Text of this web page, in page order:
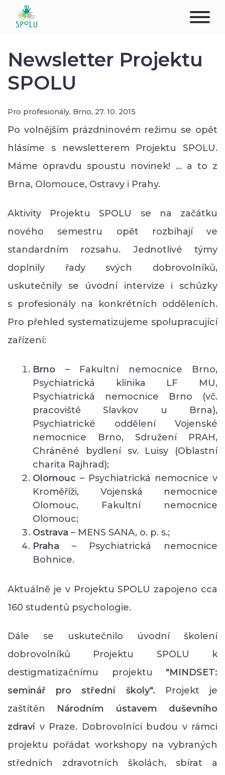
PŮSOBIŠTĚ
KLIENTI
PROFESIONÁLOVÉ
Newsletter Projektu
SPOLU
Pro profesionály, Brno, 27. 10. 2015
Po volnějším prázdninovém režimu se opět
hlásíme s newsletterem Projektu SPOLU.
Máme opravdu spoustu novinek! ... a to z
Brna, Olomouce, Ostravy i Prahy.
Aktivity Projektu SPOLU se na začátku
nového semestru opět rozbíhají ve
standardním rozsahu. Jednotlivé týmy
doplnily řady svých dobrovolníků,
uskutečnily se úvodní intervize i schůzky
s profesionály na konkrétních odděleních.
Pro přehled systematizujeme spolupracující
zařízení:
Brno – Fakultní nemocnice Brno,
Psychiatrická klinika LF MU,
Psychiatrická nemocnice Brno (vč.
pracoviště Slavkov u Brna),
Psychiatrické oddělení Vojenské
nemocnice Brno, Sdružení PRAH,
Chráněné bydlení sv. Luisy (Oblastní
charita Rajhrad);
Olomouc – Psychiatrická nemocnice v
Kroměříži, Vojenská nemocnice
Olomouc, Fakultní nemocnice
Olomouc;
Ostrava – MENS SANA, o. p. s.;
Praha – Psychiatrická nemocnice
Bohnice.
Aktuálně je v Projektu SPOLU zapojeno cca
160 studentů psychologie.
Dále se uskutečnilo úvodní školení
dobrovolníků Projektu SPOLU k
destigmatizačnímu projektu "MINDSET:
seminář pro střední školy". Projekt je
zaštítěn Národním ústavem duševního
zdravív Praze. Dobrovolníci budou v rámci
projektu pořádat workshopy na vybraných
středních zdravotních školách, sbírat a